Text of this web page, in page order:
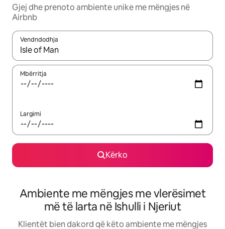
Gjej dhe prenoto ambiente unike me mëngjes në
Airbnb
Vendndodhja
Kur rezultatet të jenë të disponueshme, lëviz me butonat e
Mbërritja
Largimi
Kërko
Ambiente me mëngjes me vlerësimet
më të larta në Ishulli i Njeriut
Klientët bien dakord që këto ambiente me mëngjes